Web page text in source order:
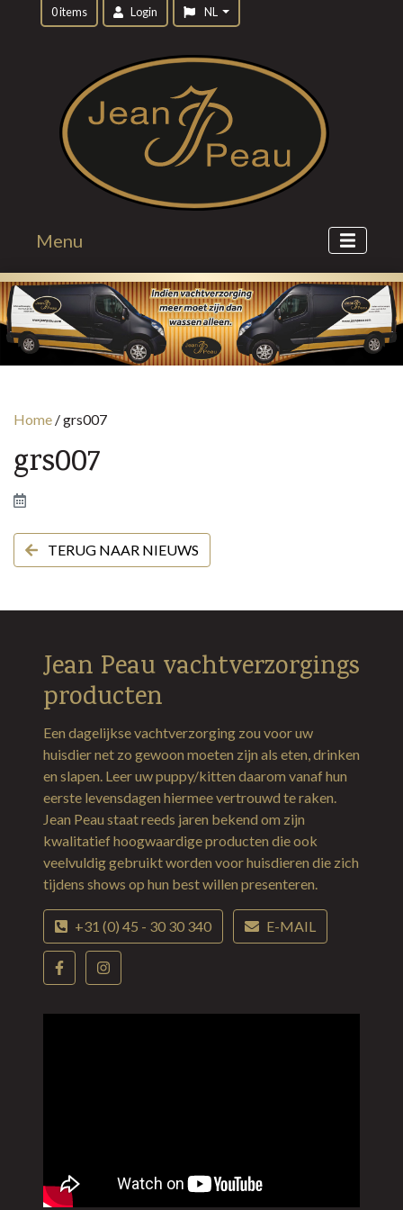
0 items Login NL
Menu
Home /grs007
grs007
TERUG NAAR NIEUWS
Jean Peau vachtverzorgings
producten
Een dagelijkse vachtverzorging zou voor uw
huisdier net zo gewoon moeten zijn als eten, drinken
en slapen. Leer uw puppy/kitten daarom vanaf hun
eerste levensdagen hiermee vertrouwd te raken.
Jean Peau staat reeds jaren bekend om zijn
kwalitatief hoogwaardige producten die ook
veelvuldig gebruikt worden voor huisdieren die zich
tijdens shows op hun best willen presenteren.
+31 (0) 45 - 30 30 340 E-MAIL